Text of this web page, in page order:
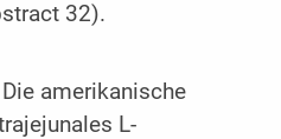
32).
amerikanische
L-